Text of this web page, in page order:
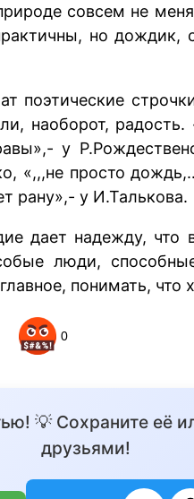
совсем не
но дождик,
поэтические
наоборот,
у
«,,,не просто
рану»,- у И.Талькова.
дает надежду, что
люди,
понимать, что
0
💡 Сохраните её
друзьями!
BREAKING